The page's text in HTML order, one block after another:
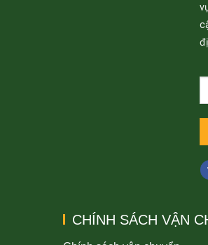
CHÍNH SÁCH VẬN